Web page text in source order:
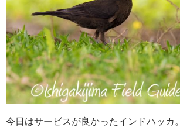
今日はサービスが良かったインドハッカ。